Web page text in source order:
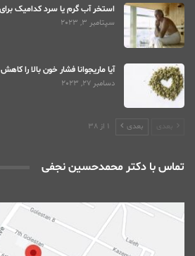
استخر آب گرم یا سرد کدامیک
سپتامبر 3, 2023
آیا ماریجوانا فشار خون بالا را
دسامبر 27, 2023
بعدی بعدی 1 از 38
تماس با دکتر محمدحسین نجفی